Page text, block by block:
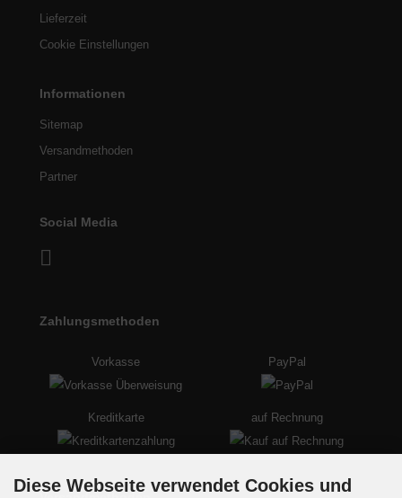
Lieferzeit
Cookie Einstellungen
Informationen
Sitemap
Versandmethoden
Partner
Social Media
Zahlungsmethoden
Vorkasse PayPal
Kreditkarte auf Rechnung
Diese Webseite verwendet Cookies und